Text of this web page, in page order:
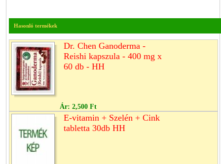
Hasonló termékek
Dr. Chen Ganoderma -
Reishi kapszula - 400 mg x
60 db - HH
Ár: 2,500 Ft
E-vitamin + Szelén + Cink
tabletta 30db HH